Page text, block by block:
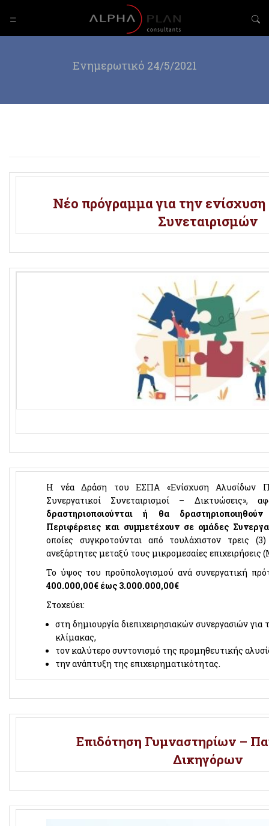
Ενημερωτικό 24/5/2021
Νέο πρόγραμμα για την
Συνεταιρισμών
Η νέα Δράση του ΕΣΠΑ «Ενίσχυση Αλυσίδων
Συνεργατικοί Συνεταιρισμοί – Δικτυώσεις»,
δραστηριοποιούνται ή θα
Περιφέρειες και συμμετέχουν σε ομάδες
οποίες συγκροτούνται από τουλάχιστον τρεις
ανεξάρτητες μεταξύ τους μικρομεσαίες επιχειρήσεις
Το ύψος του προϋπολογισμού ανά συνεργατική
400.000,00€ έως 3.000.000,00€
Στοχεύει:
στη δημιουργία διεπιχειρησιακών συνεργασιών για
κλίμακας,
τον καλύτερο συντονισμό της προμηθευτικής
την ανάπτυξη της επιχειρηματικότητας.
Επιδότηση Γυμναστηρίων –
Δικηγόρων